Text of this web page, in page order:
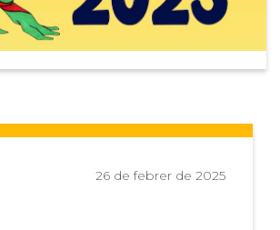
26 de febrer de 2025